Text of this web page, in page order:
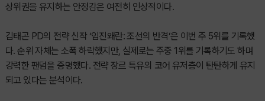
상위권을 유지하는 안정감은 여전히 인상적이다.
김태곤 PD의 전략 신작 ‘임진왜란: 조선의 반격’은 이번 주 5위를 기록했
다. 순위 자체는 소폭 하락했지만, 실제로는 주중 1위를 기록하기도 하며
강력한 팬덤을 증명했다. 전략 장르 특유의 코어 유저층이 탄탄하게 유지
되고 있다는 분석이다.